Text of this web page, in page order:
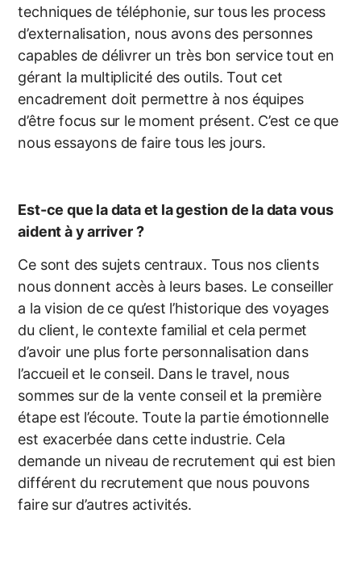
techniques de téléphonie, sur tous les process
d’externalisation, nous avons des personnes
capables de délivrer un très bon service tout en
gérant la multiplicité des outils. Tout cet
encadrement doit permettre à nos équipes
d’être focus sur le moment présent. C’est ce que
nous essayons de faire tous les jours.
Est-ce que la data et la gestion de la data vous
aident à y arriver ?
Ce sont des sujets centraux. Tous nos clients
nous donnent accès à leurs bases. Le conseiller
a la vision de ce qu’est l’historique des voyages
du client, le contexte familial et cela permet
d’avoir une plus forte personnalisation dans
l’accueil et le conseil. Dans le travel, nous
sommes sur de la vente conseil et la première
étape est l’écoute. Toute la partie émotionnelle
est exacerbée dans cette industrie. Cela
demande un niveau de recrutement qui est bien
différent du recrutement que nous pouvons
faire sur d’autres activités.